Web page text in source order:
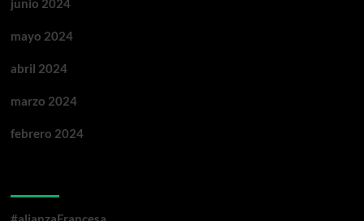
junio 2024
mayo 2024
abril 2024
marzo 2024
febrero 2024